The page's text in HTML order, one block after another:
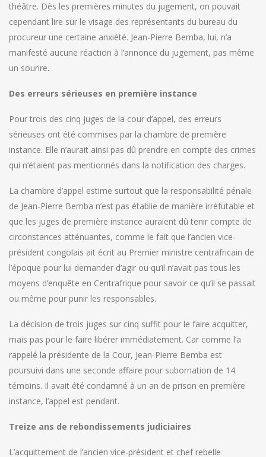
théâtre. Dès les premières minutes du jugement, on pouvait
cependant lire sur le visage des représentants du bureau du
procureur une certaine anxiété. Jean-Pierre Bemba, lui, n’a
manifesté aucune réaction à l’annonce du jugement, pas même
un sourire.
Des erreurs sérieuses en première instance
Pour trois des cinq juges de la cour d’appel, des erreurs
sérieuses ont été commises par la chambre de première
instance. Elle n’aurait ainsi pas dû prendre en compte des crimes
qui n’étaient pas mentionnés dans la notification des charges.
La chambre d’appel estime surtout que la responsabilité pénale
de Jean-Pierre Bemba n’est pas établie de manière irréfutable et
que les juges de première instance auraient dû tenir compte de
circonstances atténuantes, comme le fait que l’ancien vice-
président congolais ait écrit au Premier ministre centrafricain de
l’époque pour lui demander d’agir ou qu’il n’avait pas tous les
moyens d’enquête en Centrafrique pour savoir ce qu’il se passait
ou même pour punir les responsables.
La décision de trois juges sur cinq suffit pour le faire acquitter,
mais pas pour le faire libérer immédiatement. Car comme l’a
rappelé la présidente de la Cour, Jean-Pierre Bemba est
poursuivi dans une seconde affaire pour subornation de 14
témoins. Il avait été condamné à un an de prison en première
instance, l’appel est pendant.
Treize ans de rebondissements judiciaires
L’acquittement de l’ancien vice-président et chef rebelle